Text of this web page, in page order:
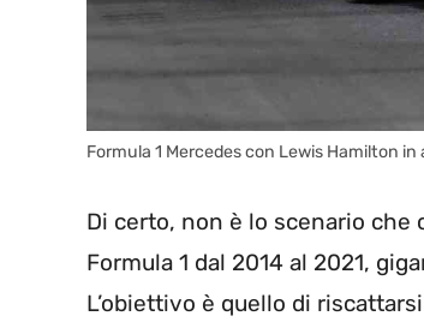
Formula 1 Mercedes con Lewis Hamilton
Di certo, non è lo scenario
Formula 1 dal 2014 al 2021,
L’obiettivo è quello di